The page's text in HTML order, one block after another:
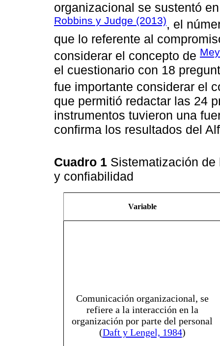
organizacional se sustentó
Robbins y Judge (2013), el
que lo referente al
considerar el concepto de
el cuestionario con 18
fue importante considerar el
que permitió redactar las 24
instrumentos tuvieron una
confirma los resultados del
Cuadro 1 Sistematización
y confiabilidad
Variable
Comunicación organizacional, se
refiere a la interacción en la
organización por parte del personal
(Daft y Lengel, 1984)